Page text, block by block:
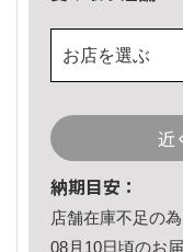
お店を選ぶ
近
納期目安：
店舗在庫不足の
08月10日頃のお